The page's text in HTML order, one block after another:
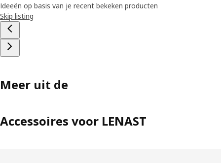
Ideeën op basis van je recent bekeken producten
Skip listing
Meer uit de
Accessoires voor LENAST